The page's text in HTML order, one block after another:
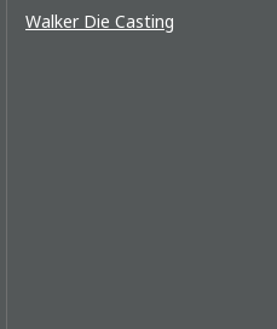
Walker Die Casting